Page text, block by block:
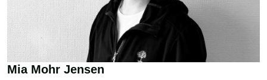
Mia Mohr Jensen